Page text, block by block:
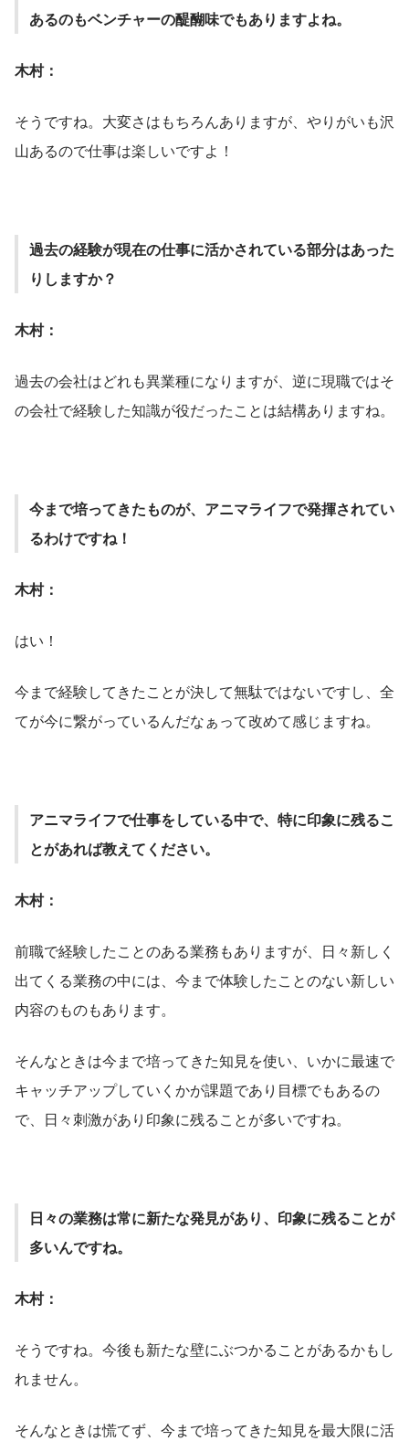
あるのもベンチャーの醍醐味でもありますよね。
木村：
そうですね。大変さはもちろんありますが、やりがいも沢
山あるので仕事は楽しいですよ！
過去の経験が現在の仕事に活かされている部分はあった
りしますか？
木村：
過去の会社はどれも異業種になりますが、逆に現職ではそ
の会社で経験した知識が役だったことは結構ありますね。
今まで培ってきたものが、アニマライフで発揮されてい
るわけですね！
木村：
はい！
今まで経験してきたことが決して無駄ではないですし、全
てが今に繋がっているんだなぁって改めて感じますね。
アニマライフで仕事をしている中で、特に印象に残るこ
とがあれば教えてください。
木村：
前職で経験したことのある業務もありますが、日々新しく
出てくる業務の中には、今まで体験したことのない新しい
内容のものもあります。
そんなときは今まで培ってきた知見を使い、いかに最速で
キャッチアップしていくかが課題であり目標でもあるの
で、日々刺激があり印象に残ることが多いですね。
日々の業務は常に新たな発見があり、印象に残ることが
多いんですね。
木村：
そうですね。今後も新たな壁にぶつかることがあるかもし
れません。
そんなときは慌てず、今まで培ってきた知見を最大限に活